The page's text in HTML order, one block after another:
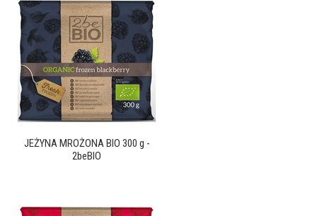
JEŻYNA MROŻONA BIO 300 g -
2beBIO